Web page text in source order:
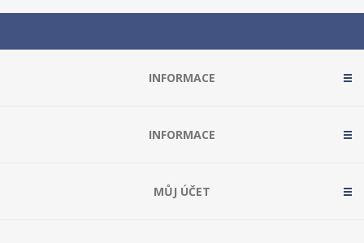
INFORMACE
INFORMACE
MŮJ ÚČET